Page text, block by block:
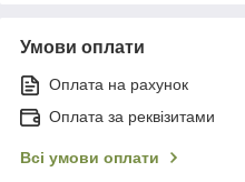
Умови оплати
Оплата на рахунок
Оплата за реквізитами
Всі умови оплати